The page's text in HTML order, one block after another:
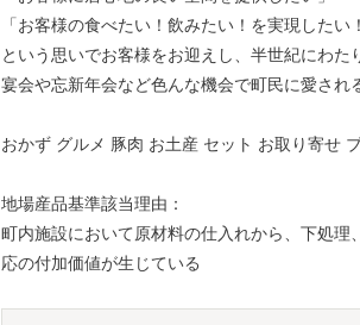
「お客様の食べたい！飲みたい！を実現したい
という思いでお客様をお迎えし、半世紀にわた
宴会や忘新年会など色んな機会で町民に愛され
おかず グルメ 豚肉 お土産 セット お取り寄せ
地場産品基準該当理由：
町内施設において原材料の仕入れから、下処
応の付加価値が生じている